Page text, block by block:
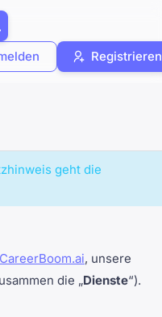
Registrieren
geht die
CareerBoom.ai, unsere
die „Dienste“).